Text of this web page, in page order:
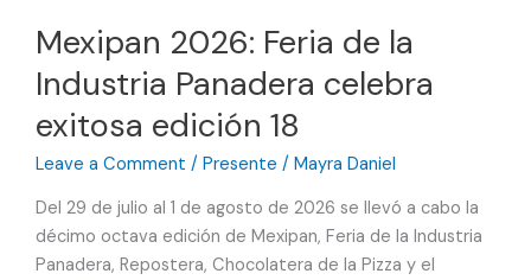
de
“Simplemente
Mexipan 2026: Feria de la
Industria Panadera celebra
exitosa edición 18
Leave a Comment / Presente / Mayra Daniel
Del 29 de julio al 1 de agosto de 2026 se llevó a cabo la
décimo octava edición de Mexipan, Feria de la Industria
Panadera, Repostera, Chocolatera de la Pizza y el